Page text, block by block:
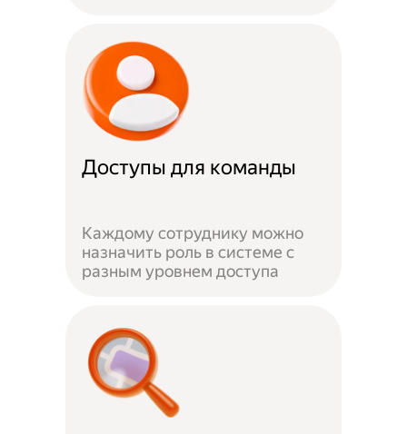
Доступы для команды
Каждому сотруднику можно
назначить роль в системе с
разным уровнем доступа